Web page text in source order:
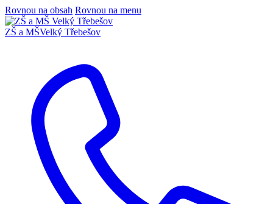
Rovnou na obsah Rovnou na menu
ZŠ a MŠVelký Třebešov